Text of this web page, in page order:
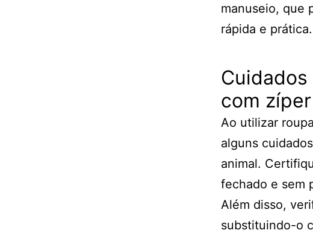
manuseio, que
rápida e prática.
com zíper
Ao utilizar
alguns
animal.
fechado e sem
Além disso,
substituindo-o